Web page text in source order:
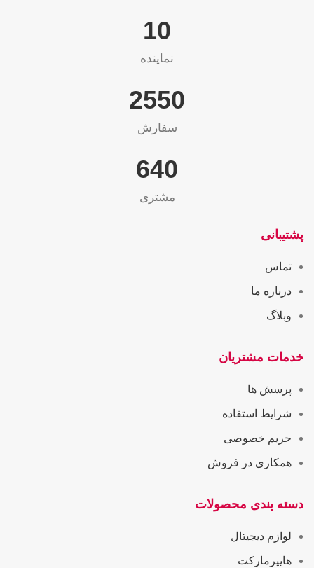
10
نماینده
2565
سفارش
655
مشتری
پشتیبانی
تماس
درباره ما
وبلاگ
خدمات مشتریان
پرسش ها
شرایط استفاده
حریم خصوصی
همکاری در فروش
دسته بندی محصولات
لوازم دیجیتال
هایپرمارکت